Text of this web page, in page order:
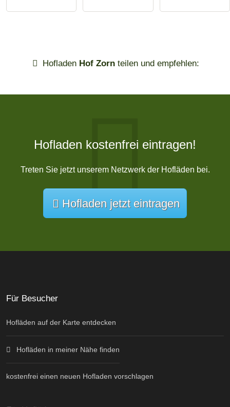
Hofladen Hof Zorn teilen und empfehlen:
Hofladen kostenfrei eintragen!
Treten Sie jetzt unserem Netzwerk der Hofläden bei.
Hofladen jetzt eintragen
Für Besucher
Hofläden auf der Karte entdecken
Hofläden in meiner Nähe finden
kostenfrei einen neuen Hofladen vorschlagen